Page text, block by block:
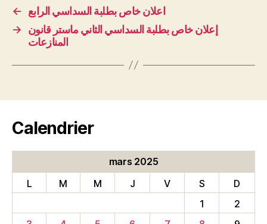
←
اعلان خاص بطلبة السداسي الرابع
→
إعلان خاص بطلبة السداسي الثاني ماستر قانون
المنازعات
Calendrier
mars 2025
L
M M J V S
D
1
2